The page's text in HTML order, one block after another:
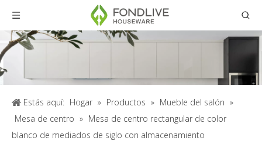
Estás aquí: Hogar » Productos » Mueble del salón »
Mesa de centro » Mesa de centro rectangular de color
blanco de mediados de siglo con almacenamiento